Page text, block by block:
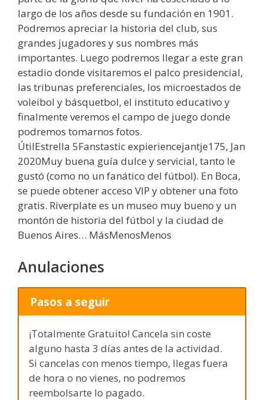
largo de los años desde su fundación en 1901.
Podremos apreciar la historia del club, sus
grandes jugadores y sus nombres más
importantes. Luego podremos llegar a este gran
estadio donde visitaremos el palco presidencial,
las tribunas preferenciales, los microestados de
voleibol y básquetbol, el instituto educativo y
finalmente veremos el campo de juego donde
podremos tomarnos fotos.
ÚtilEstrella 5Fanstastic expieriencejantje175, Jan
2020Muy buena guía dulce y servicial, tanto le
gustó (como no un fanático del fútbol). En Boca,
se puede obtener acceso VIP y obtener una foto
gratis. Riverplate es un museo muy bueno y un
montón de historia del fútbol y la ciudad de
Buenos Aires… MásMenosMenos
Anulaciones
Pasos a seguir
¡Totalmente Gratuito! Cancela sin coste
alguno hasta 3 días antes de la actividad.
Si cancelas con menos tiempo, llegas fuera
de hora o no vienes, no podremos
reembolsarte lo pagado.